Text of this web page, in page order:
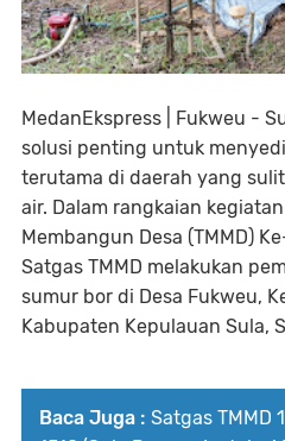
MedanEkspress | Fukweu -
solusi penting untuk
terutama di daerah yang
air. Dalam rangkaian
Membangun Desa (TMMD)
Satgas TMMD melakukan
sumur bor di Desa Fukweu,
Kabupaten Kepulauan Sula,
Baca Juga : Satgas TMMD